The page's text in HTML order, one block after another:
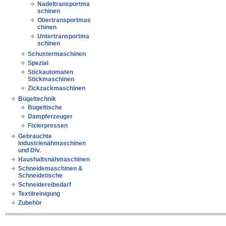
Nadeltransportma
schinen
Obertransportmas
chinen
Untertransportma
schinen
Schustermaschinen
Spezial
Stickautomaten
Stickmaschinen
Zickzackmaschinen
Bügeltechnik
Bügeltische
Dampferzeuger
Fixierpressen
Gebrauchte
Industrienähmaschinen
und Div.
Haushaltsnähmaschinen
Schneidemaschinen &
Schneidetische
Schneidereibedarf
Textilreinigung
Zubehör